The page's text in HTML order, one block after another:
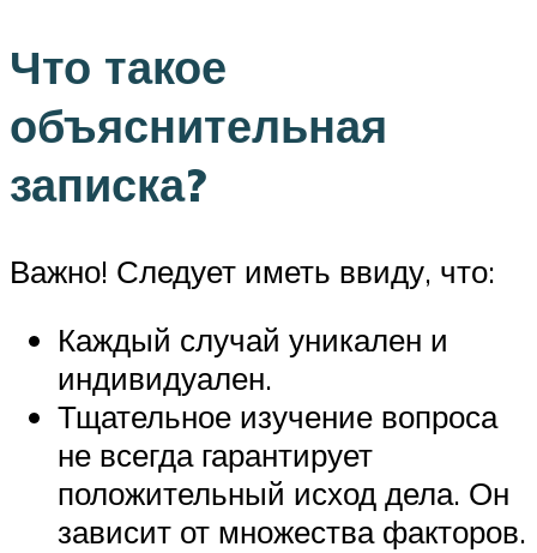
Что такое
объяснительная
записка?
Важно! Следует иметь ввиду, что:
Каждый случай уникален и
индивидуален.
Тщательное изучение вопроса
не всегда гарантирует
положительный исход дела. Он
зависит от множества факторов.